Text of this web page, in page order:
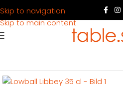
Skip to navigation
Skip to main content
Dukning Glas